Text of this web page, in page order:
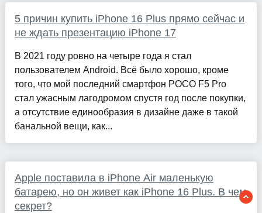
5 причин купить iPhone 16 Plus прямо сейчас и
не ждать презентацию iPhone 17
В 2021 году ровно на четыре года я стал
пользователем Android. Всё было хорошо, кроме
того, что мой последний смартфон POCO F5 Pro
стал ужасным лагодромом спустя год после покупки,
а отсутствие единообразия в дизайне даже в такой
банальной вещи, как...
Apple поставила в iPhone Air маленькую
батарею, но он живет как iPhone 16 Plus. В чем
секрет?